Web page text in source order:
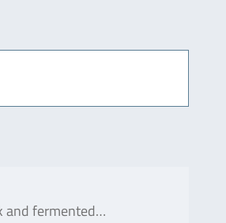
and fermented…